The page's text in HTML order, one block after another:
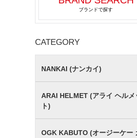
ブランドで探す
CATEGORY
NANKAI (ナンカイ)
ARAI HELMET (アライ ヘルメ
ト)
OGK KABUTO (オージーケー